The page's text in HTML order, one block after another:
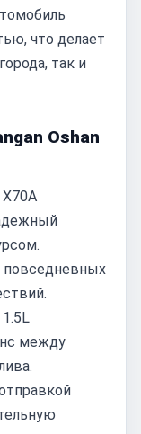
что делает
так и
Oshan
X70A
повседневных
между